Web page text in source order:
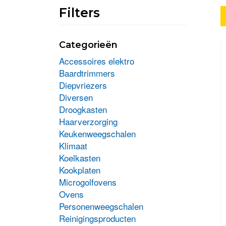
Filters
Categorieën
Accessoires elektro
Baardtrimmers
Diepvriezers
Diversen
Droogkasten
Haarverzorging
Keukenweegschalen
Klimaat
Koelkasten
Kookplaten
Microgolfovens
Ovens
Personenweegschalen
Reinigingsproducten